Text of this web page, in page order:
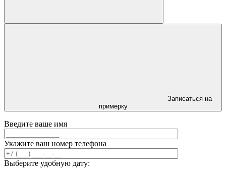
Записаться на
примерку
Введите ваше имя
Укажите ваш номер телефона
Выберите удобную дату: